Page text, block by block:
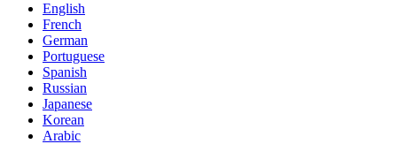
English
French
German
Portuguese
Spanish
Russian
Japanese
Korean
Arabic